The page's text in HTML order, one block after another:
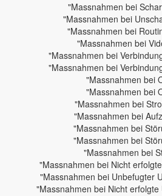
"Massnahmen bei
"Massnahmen bei
"Massnahmen bei
"Massnahmen bei
"Massnahmen bei
"Massnahmen bei
"Massnahmen bei
"Massnahmen bei
"Massnahmen bei
"Massnahmen bei
"Massnahmen bei
"Massnahmen bei
"Massnahmen bei
"Massnahmen bei Nicht
"Massnahmen bei Unbefugter
"Massnahmen bei Nicht